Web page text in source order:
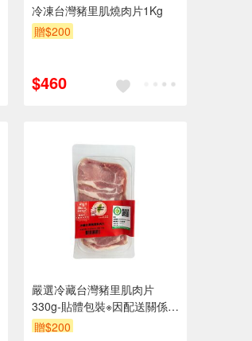
冷凍台灣豬里肌燒肉片1Kg
贈$200
$460
嚴選冷藏台灣豬里肌肉片
330g-貼體包裝※因配送關係實
際到貨效期約2-3天
贈$200